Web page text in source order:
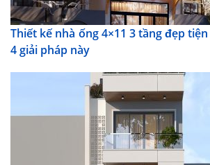
Thiết kế nhà ống 4×11 3 tầng đẹp
4 giải pháp này